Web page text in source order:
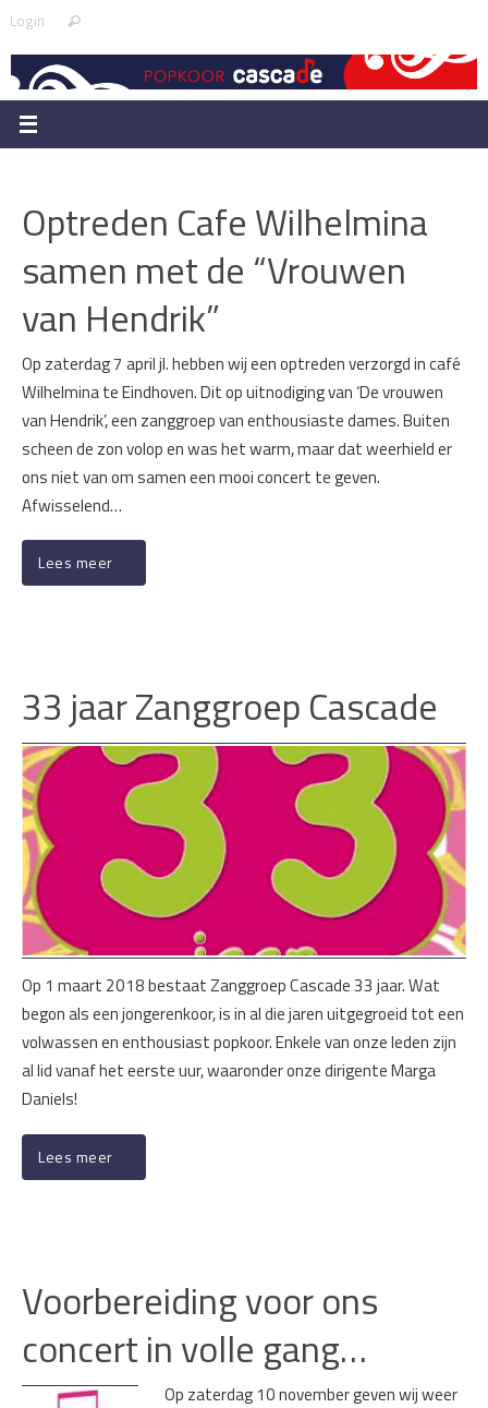
Skip
content
Login Search
Optreden Cafe Wilhelmina
samen met de “Vrouwen
van Hendrik”
Op zaterdag 7 april jl. hebben wij een optreden verzorgd in café
Wilhelmina te Eindhoven. Dit op uitnodiging van ‘De vrouwen
van Hendrik’, een zanggroep van enthousiaste dames. Buiten
scheen de zon volop en was het warm, maar dat weerhield er
ons niet van om samen een mooi concert te geven.
Afwisselend…
Lees meer
33 jaar Zanggroep Cascade
Op 1 maart 2018 bestaat Zanggroep Cascade 33 jaar. Wat
begon als een jongerenkoor, is in al die jaren uitgegroeid tot een
volwassen en enthousiast popkoor. Enkele van onze leden zijn
al lid vanaf het eerste uur, waaronder onze dirigente Marga
Daniels!
Lees meer
Voorbereiding voor ons
concert in volle gang…
Op zaterdag 10 november geven wij weer